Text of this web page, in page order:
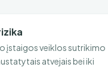
įstaigos veiklos sutrikimo
atvejais bei iki